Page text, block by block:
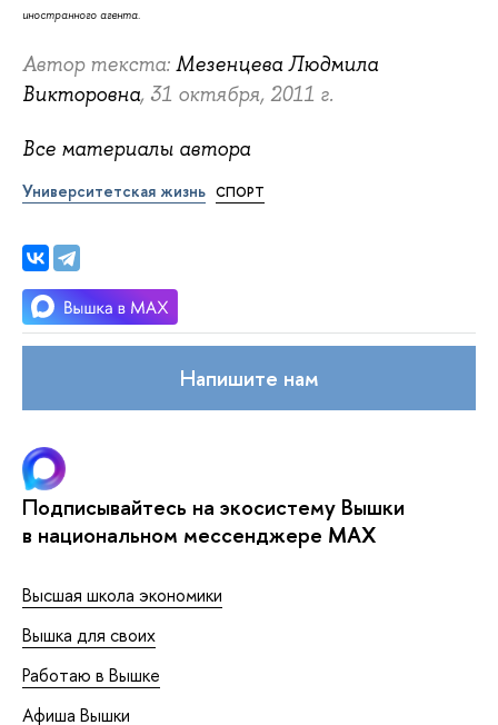
иностранного агента.
Автор текста: Мезенцева Людмила
Викторовна, 31 октября, 2011 г.
Все материалы автора
Университетская жизнь СПОРТ
Напишите нам
Подписывайтесь на экосистему Вышки
в национальном мессенджере MAX
Высшая школа экономики
Вышка для своих
Работаю в Вышке
Афиша Вышки